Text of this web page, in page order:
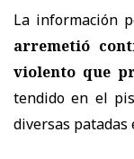
La información
arremetió
violento que
tendido en el
diversas patadas